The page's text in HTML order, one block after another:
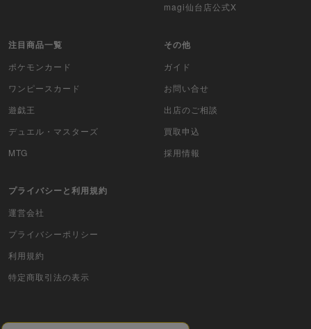
ムシキング
ドラゴンボールヒーローズ
Z/X（ゼクス）
アイカツ
アヴァロンの鍵
アンジュ・ヴィエルジュ
magi仙台店公式X
注目商品一覧
ポケモンカード
ワンピースカード
遊戯王
デュエル・マスターズ
MTG
その他
ガイド
お問い合せ
出店のご相談
買取申込
採用情報
プライバシーと利用規約
運営会社
プライバシーポリシー
利用規約
特定商取引法の表示